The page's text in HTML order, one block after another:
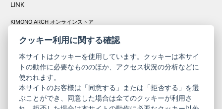
LINK
KIMONO ARCH オンラインストア
コーポレート
きものやまと振
袖
クッキー利用に関する確認
本サイトはクッキーを使用しています。クッキーは本サイ
トの動作に必要なもののほか、アクセス状況の分析などに
使われます。
本サイトのお客様は「同意する」または「拒否する」を選
ぶことができ、同意した場合は全てのクッキーが利用さ